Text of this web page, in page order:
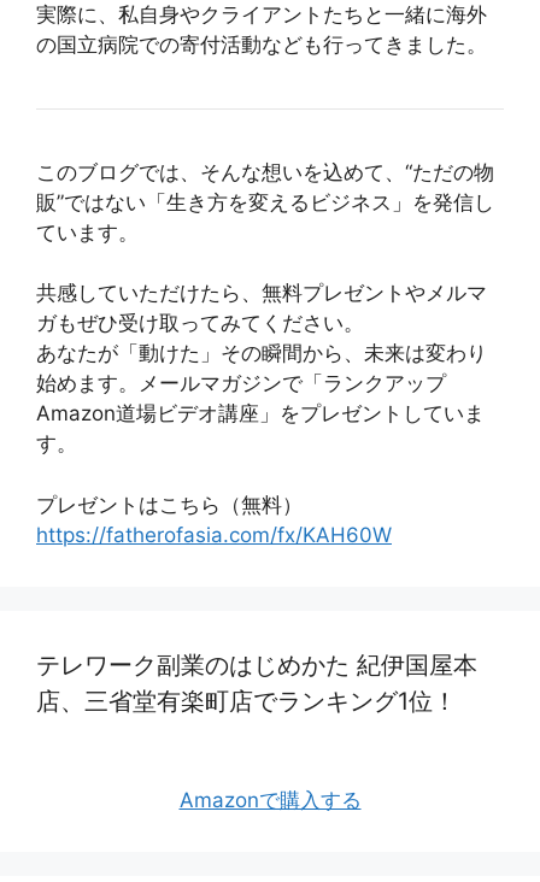
実際に、私自身やクライアントたちと一緒に海外
の国立病院での寄付活動なども行ってきました。
このブログでは、そんな想いを込めて、“ただの物
販”ではない「生き方を変えるビジネス」を発信し
ています。
共感していただけたら、無料プレゼントやメルマ
ガもぜひ受け取ってみてください。
あなたが「動けた」その瞬間から、未来は変わり
始めます。メールマガジンで「ランクアップ
Amazon道場ビデオ講座」をプレゼントしていま
す。
プレゼントはこちら（無料）
https://fatherofasia.com/fx/KAH60W
テレワーク副業のはじめかた 紀伊国屋本
店、三省堂有楽町店でランキング1位！
Amazonで購入する